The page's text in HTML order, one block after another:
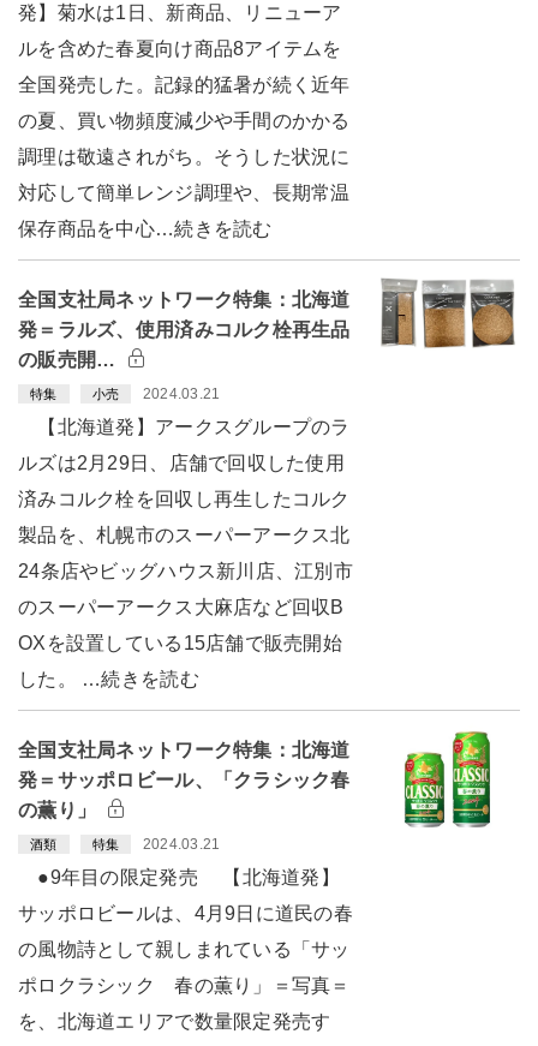
発】菊水は1日、新商品、リニューア
ルを含めた春夏向け商品8アイテムを
全国発売した。記録的猛暑が続く近年
の夏、買い物頻度減少や手間のかかる
調理は敬遠されがち。そうした状況に
対応して簡単レンジ調理や、長期常温
保存商品を中心…続きを読む
全国支社局ネットワーク特集：北海道
発＝ラルズ、使用済みコルク栓再生品
の販売開…
特集 小売 2024.03.21
【北海道発】アークスグループのラ
ルズは2月29日、店舗で回収した使用
済みコルク栓を回収し再生したコルク
製品を、札幌市のスーパーアークス北
24条店やビッグハウス新川店、江別市
のスーパーアークス大麻店など回収B
OXを設置している15店舗で販売開始
した。 …続きを読む
全国支社局ネットワーク特集：北海道
発＝サッポロビール、「クラシック春
の薫り」
酒類 特集 2024.03.21
●9年目の限定発売 【北海道発】
サッポロビールは、4月9日に道民の春
の風物詩として親しまれている「サッ
ポロクラシック 春の薫り」＝写真＝
を、北海道エリアで数量限定発売す